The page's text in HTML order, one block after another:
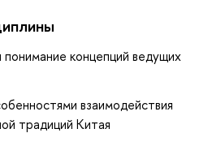
концепций ведущих
взаимодействия
традиций Китая